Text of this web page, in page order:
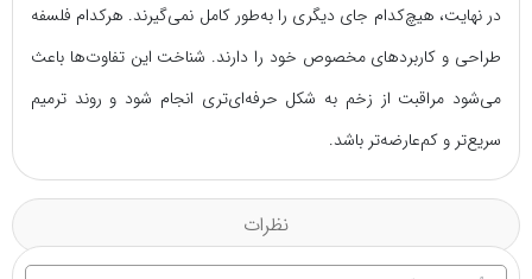
در نهایت، هیچ‌کدام جای دیگری را به‌طور کامل نمی‌گیرند. هرکدام فلسفه
طراحی و کاربردهای مخصوص خود را دارند. شناخت این تفاوت‌ها باعث
می‌شود مراقبت از زخم به شکل حرفه‌ای‌تری انجام شود و روند ترمیم
سریع‌تر و کم‌عارضه‌تر باشد.
نظرات